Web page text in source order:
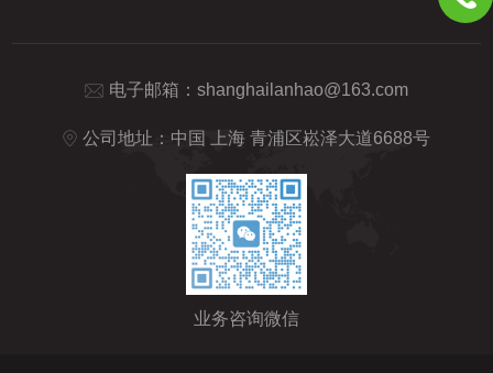
电子邮箱： shanghailanhao@163.com
公司地址：中国 上海 青浦区崧泽大道6688号
业务咨询微信